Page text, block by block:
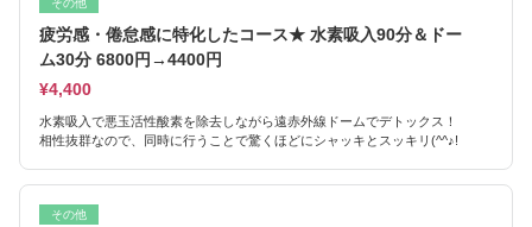
その他
疲労感・倦怠感に特化したコース★ 水素吸入90分＆ドー
ム30分 6800円→4400円
¥4,400
水素吸入で悪玉活性酸素を除去しながら遠赤外線ドームでデトックス！
相性抜群なので、同時に行うことで驚くほどにシャッキとスッキリ(^^♪!
その他